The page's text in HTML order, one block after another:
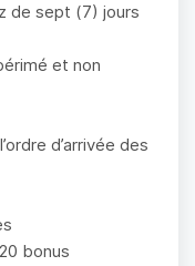
de sept (7) jours
et non
d’arrivée des
bonus